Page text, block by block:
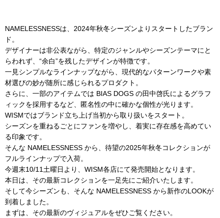
NAMELESSNESSは、2024年秋冬シーズンよりスタートしたブラン
ド。
デザイナーは非公表ながら、特定のジャンルやシーズンテーマにと
らわれず、“余白”を残したデザインが特徴です。
一見シンプルなラインナップながら、現代的なパターンワークや素
材選びの妙が随所に感じられるプロダクト。
さらに、一部のアイテムでは BIAS DOGS の田中啓氏によるグラフ
ィックを採用するなど、匿名性の中に確かな個性が光ります。
WISMではブランド立ち上げ当初から取り扱いをスタート。
シーズンを重ねるごとにファンを増やし、着実に存在感を高めてい
る印象です。
そんな NAMELESSNESS から、待望の2025年秋冬コレクションが
フルラインナップで入荷。
今週末10/11土曜日 より、WISM各店にて発売開始となります。
本日は、その最新コレクションを一足先にご紹介いたします。
そして今シーズンも、そんな NAMELESSNESS から新作のLOOKが
到着しました。
まずは、その最新のヴィジュアルをぜひご覧ください。